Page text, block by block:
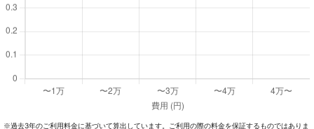
※過去3年のご利⽤料⾦に基づいて算出しています。ご利⽤の際の料⾦を保証するものではありま